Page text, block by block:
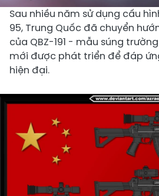
Sau nhiều năm sử dụng cấu
95, Trung Quốc đã chuyển
của QBZ-191 - mẫu súng
mới được phát triển để đáp
hiện đại. ​